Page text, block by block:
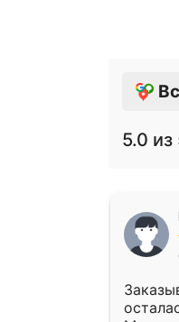
5.0 из